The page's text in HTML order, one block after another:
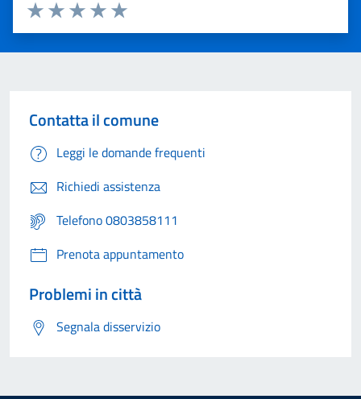
Valuta 5 stelle su 5
Valuta 4 stelle su 5
Valuta 3 stelle su 5
Valuta 2 stelle su 5
Valuta 1 stelle su 5
Contatta il comune
Leggi le domande frequenti
Richiedi assistenza
Telefono 0803858111
Prenota appuntamento
Problemi in città
Segnala disservizio